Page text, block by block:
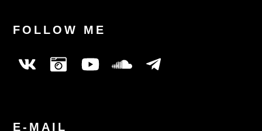
FOLLOW ME
E-MAIL